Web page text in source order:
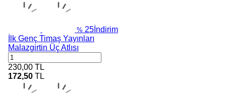
% 25 İndirim
İlk Genç Timaş Yayınları
Malazgirtin Üç Atlısı
230,00 TL
172,50 TL